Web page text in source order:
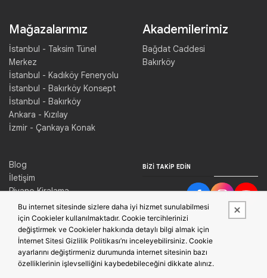
Mağazalarımız
İstanbul - Taksim Tünel
Merkez
İstanbul - Kadıköy Feneryolu
İstanbul - Bakırköy Konsept
İstanbul - Bakırköy
Ankara - Kızılay
İzmir - Çankaya Konak
Akademilerimiz
Bağdat Caddesi
Bakırköy
Blog
İletişim
Piyano Kiralama
Konser Salonu Kiralama
BIZI TAKIP EDIN
Bu internet sitesinde sizlere daha iyi hizmet sunulabilmesi
için Cookieler kullanılmaktadır. Cookie tercihlerinizi
değiştirmek ve Cookieler hakkında detaylı bilgi almak için
İnternet Sitesi Gizlilik Politikası’nı inceleyebilirsiniz. Cookie
ayarlarını değiştirmeniz durumunda internet sitesinin bazı
özelliklerinin işlevselliğini kaybedebileceğini dikkate alınız.